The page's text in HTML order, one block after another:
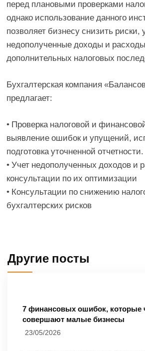
перед плановыми проверками
однако использование данного
позволяет бизнесу снизить риски,
недополученные доходы и
дополнительных налоговых
Бухгалтерская компания
предлагает:
• Проверка налоговой и
выявление ошибок и упущений,
подготовка уточненной отчетности.
• Учет недополученных доходов и
консультации по их оптимизации
• Консультации по снижению
бухгалтерских рисков
Другие посты
7 финансовых ошибок, которые
совершают малые бизнесы
23/05/2026